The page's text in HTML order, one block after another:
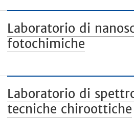
Laboratorio di
fotochimiche
Laboratorio di
tecniche chiroottiche